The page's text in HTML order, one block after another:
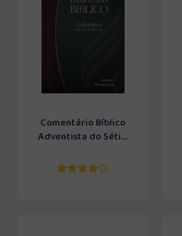
Comentário Bíblico
Adventista do Séti...